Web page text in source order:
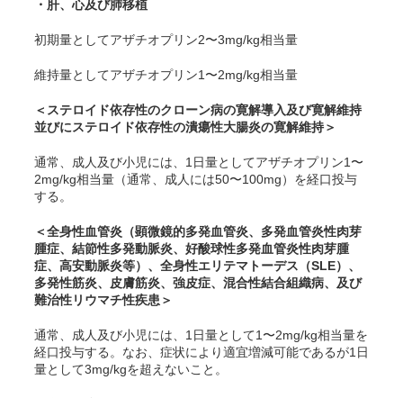
・肝、心及び肺移植
初期量としてアザチオプリン2〜3mg/kg相当量
維持量としてアザチオプリン1〜2mg/kg相当量
＜ステロイド依存性のクローン病の寛解導入及び寛解維持
並びにステロイド依存性の潰瘍性大腸炎の寛解維持＞
通常、成人及び小児には、1日量としてアザチオプリン1〜
2mg/kg相当量（通常、成人には50〜100mg）を経口投与
する。
＜全身性血管炎（顕微鏡的多発血管炎、多発血管炎性肉芽
腫症、結節性多発動脈炎、好酸球性多発血管炎性肉芽腫
症、高安動脈炎等）、全身性エリテマトーデス（SLE）、
多発性筋炎、皮膚筋炎、強皮症、混合性結合組織病、及び
難治性リウマチ性疾患＞
通常、成人及び小児には、1日量として1〜2mg/kg相当量を
経口投与する。なお、症状により適宜増減可能であるが1日
量として3mg/kgを超えないこと。